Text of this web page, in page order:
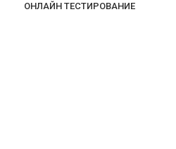
ОНЛАЙН ТЕСТИРОВАНИЕ